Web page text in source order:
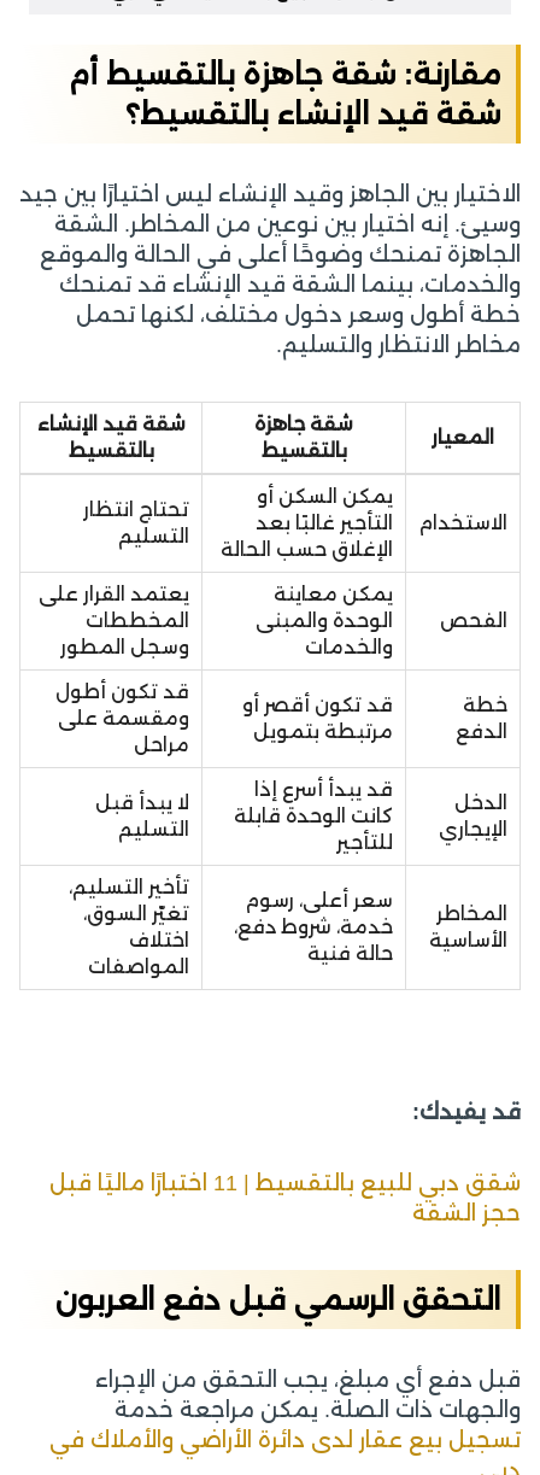
مقارنة: شقة جاهزة بالتقسيط أم
شقة قيد الإنشاء بالتقسيط؟
الاختيار بين الجاهز وقيد الإنشاء ليس اختيارًا بين جيد
وسيئ. إنه اختيار بين نوعين من المخاطر. الشقة
الجاهزة تمنحك وضوحًا أعلى في الحالة والموقع
والخدمات، بينما الشقة قيد الإنشاء قد تمنحك
خطة أطول وسعر دخول مختلف، لكنها تحمل
مخاطر الانتظار والتسليم.
المعيار
شقة جاهزة
بالتقسيط
شقة قيد الإنشاء
بالتقسيط
الاستخدام
يمكن السكن أو
التأجير غالبًا بعد
الإغلاق حسب الحالة
تحتاج انتظار
التسليم
الفحص
يمكن معاينة
الوحدة والمبنى
والخدمات
يعتمد القرار على
المخططات
وسجل المطور
خطة
الدفع
قد تكون أقصر أو
مرتبطة بتمويل
قد تكون أطول
ومقسمة على
مراحل
الدخل
الإيجاري
قد يبدأ أسرع إذا
كانت الوحدة قابلة
للتأجير
لا يبدأ قبل
التسليم
المخاطر
الأساسية
سعر أعلى، رسوم
خدمة، شروط دفع،
حالة فنية
تأخير التسليم،
تغيّر السوق،
اختلاف
المواصفات
قد يفيدك:
شقق دبي للبيع بالتقسيط | 11 اختبارًا ماليًا قبل
حجز الشقة
التحقق الرسمي قبل دفع العربون
قبل دفع أي مبلغ، يجب التحقق من الإجراء
والجهات ذات الصلة. يمكن مراجعة خدمة
تسجيل بيع عقار لدى دائرة الأراضي والأملاك في
دبي